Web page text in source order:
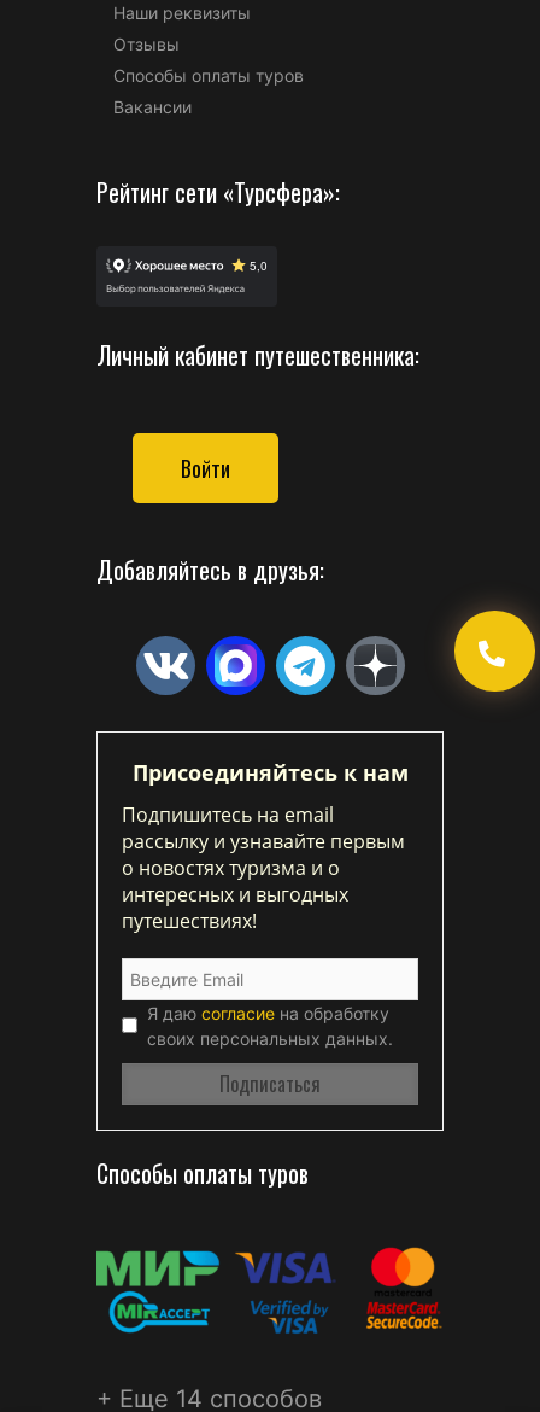
Наши реквизиты
Отзывы
Способы оплаты туров
Вакансии
Рейтинг сети «Турсфера»:
Личный кабинет путешественника:
Войти
Добавляйтесь в друзья:
Присоединяйтесь к нам
Подпишитесь на email
рассылку и узнавайте первым
о новостях туризма и о
интересных и выгодных
путешествиях!
Я даю согласие на обработку
своих персональных данных.
Способы оплаты туров
+ Еще 14 способов